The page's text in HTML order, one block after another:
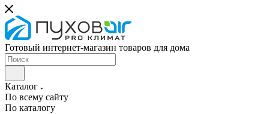
Готовый интернет-магазин товаров для дома
Каталог
По всему сайту
По каталогу